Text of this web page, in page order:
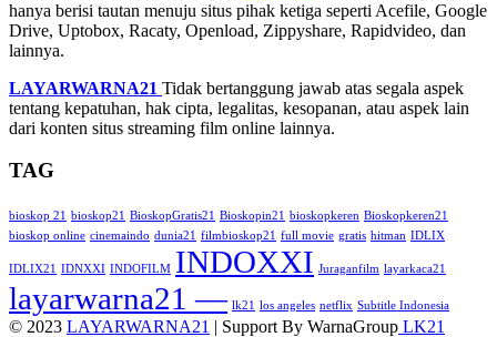
hanya berisi tautan menuju situs pihak ketiga seperti Acefile, Google
Drive, Uptobox, Racaty, Openload, Zippyshare, Rapidvideo, dan
lainnya.
LAYARWARNA21 Tidak bertanggung jawab atas segala aspek
tentang kepatuhan, hak cipta, legalitas, kesopanan, atau aspek lain
dari konten situs streaming film online lainnya.
TAG
bioskop 21 bioskop21 BioskopGratis21 Bioskopin21 bioskopkeren Bioskopkeren21
bioskop online cinemaindo dunia21 filmbioskop21 full movie gratis hitman IDLIX
IDLIX21 IDNXXI INDOFILM INDOXXI Juraganfilm layarkaca21
layarwarna21 — lk21 los angeles netflix Subtitle Indonesia
© 2023 LAYARWARNA21 | Support By WarnaGroup LK21